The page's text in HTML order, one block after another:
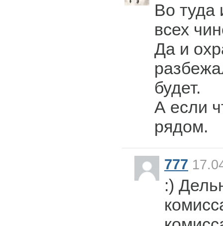
Во туда
всех
Да и
будет.
А если
рядом.
777
:)